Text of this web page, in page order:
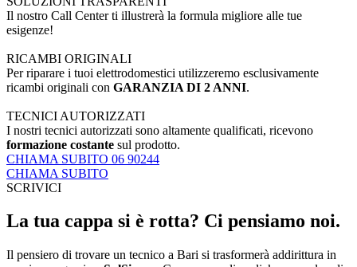
Il nostro Call Center ti illustrerà la formula migliore alle tue
esigenze!
RICAMBI ORIGINALI
Per riparare i tuoi elettrodomestici utilizzeremo esclusivamente
ricambi originali con GARANZIA DI 2 ANNI.
TECNICI AUTORIZZATI
I nostri tecnici autorizzati sono altamente qualificati, ricevono
formazione costante sul prodotto.
CHIAMA SUBITO 06 90244
CHIAMA SUBITO
SCRIVICI
La tua cappa si è rotta? Ci pensiamo noi.
Il pensiero di trovare un tecnico a Bari si trasformerà addirittura in